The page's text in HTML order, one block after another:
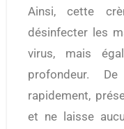
Ainsi, cette
désinfecter les
virus, mais
profondeur.
rapidement,
et ne laisse